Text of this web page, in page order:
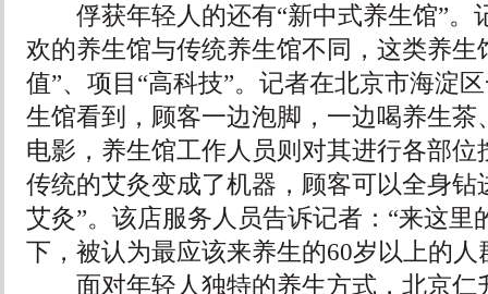
俘获年轻人的还有“新中式养生馆”。
欢的养生馆与传统养生馆不同，这类养生
值”、项目“高科技”。记者在北京市海淀
生馆看到，顾客一边泡脚，一边喝养生茶
电影，养生馆工作人员则对其进行各部位
传统的艾灸变成了机器，顾客可以全身钻
艾灸”。该店服务人员告诉记者：“来这里
下，被认为最应该来养生的60岁以上的人
面对年轻人独特的养生方式，北京仁